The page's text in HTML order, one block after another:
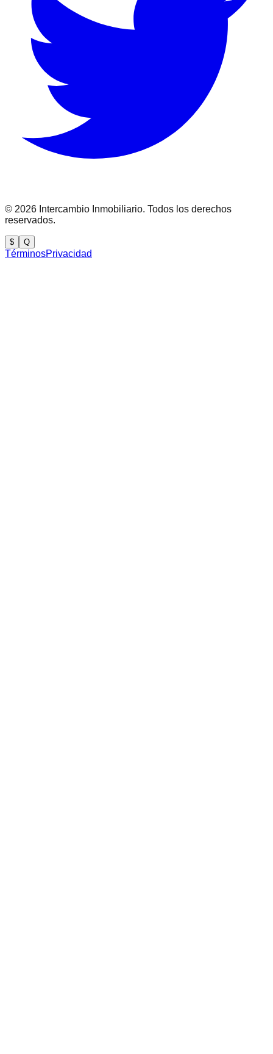
© 2026 Intercambio Inmobiliario. Todos los derechos
reservados.
$ Q
TérminosPrivacidad